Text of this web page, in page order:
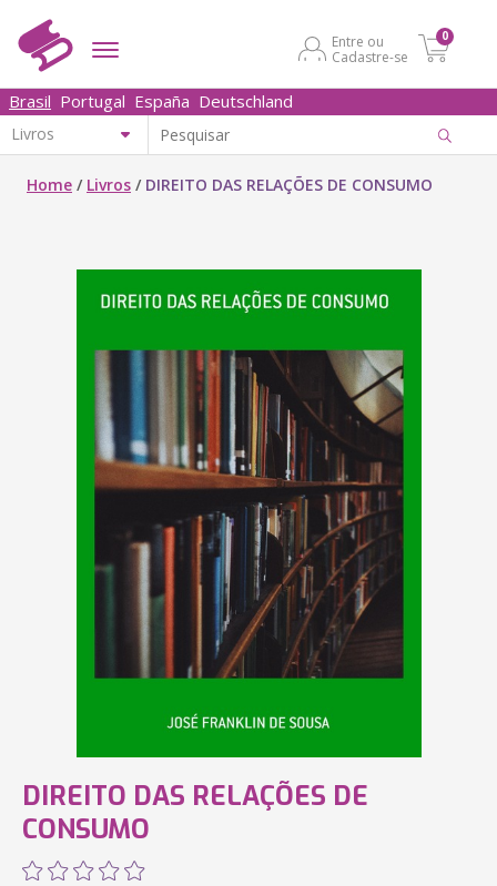
Entre ou
Cadastre-se
0
Brasil Portugal España Deutschland
Home / Livros / DIREITO DAS RELAÇÕES DE CONSUMO
DIREITO DAS RELAÇÕES DE
CONSUMO